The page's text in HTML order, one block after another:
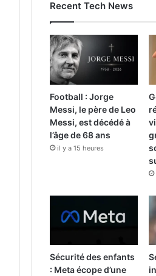
Recent Tech News
Football : Jorge
Messi, le père de Leo
Messi, est décédé à
l’âge de 68 ans
il y a 15 heures
Sécurité des enfants
: Meta écope d’une